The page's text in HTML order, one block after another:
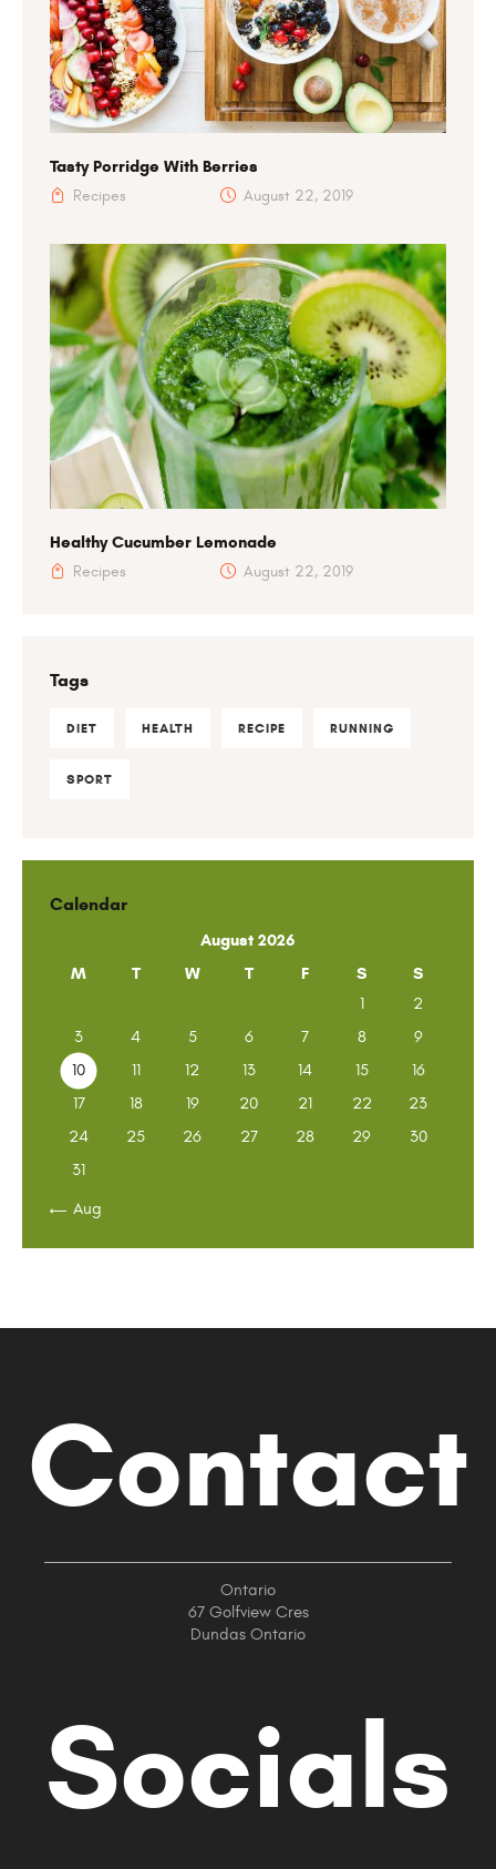
Tasty Porridge With Berries
Recipes August 22, 2019
Healthy Cucumber Lemonade
Recipes August 22, 2019
Tags
DIET HEALTH RECIPE RUNNING
SPORT
Calendar
August 2026
M
T W T F S S
1
2
3
4 5 6 7 8
9
10
11 12 13 14 15
16
17
18 19 20 21 22
23
24
25 26 27 28 29
30
31
« Aug
Contact
Ontario
67 Golfview Cres
Dundas Ontario
Socials